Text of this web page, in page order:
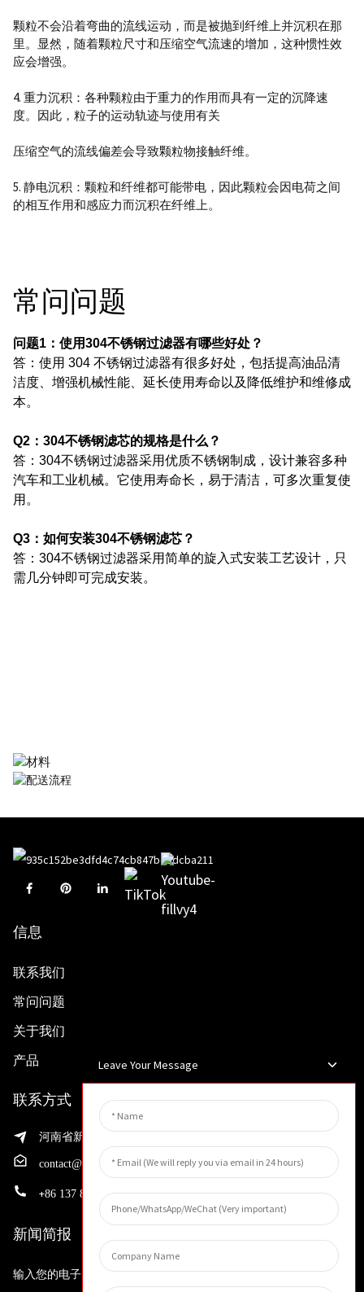
颗粒不会沿着弯曲的流线运动，而是被抛到纤维上并沉积在那
里。
显然，随着颗粒尺寸和压缩空气流速的增加，这种惯性效
应会增强。
4. 重力沉积：各种颗粒由于重力的作用而具有一定的沉降速
度。 因此，粒子的运动轨迹与使用有关
压缩空气的流线偏差会导致颗粒物接触纤维。
5. 静电沉积：颗粒和纤维都可能带电，因此颗粒会因电荷之间
的相互作用和感应力而沉积在纤维上。
常问问题
问题1：使用304不锈钢过滤器有哪些好处？
答：使用 304 不锈钢过滤器有很多好处，包括提高油品清
洁度、增强机械性能、延长使用寿命以及降低维护和维修成
本。
Q2：304不锈钢滤芯的规格是什么？
答：304不锈钢过滤器采用优质不锈钢制成，设计兼容多种
汽车和工业机械。 它使用寿命长，易于清洁，可多次重复使
用。
Q3：如何安装304不锈钢滤芯？
答：304不锈钢过滤器采用简单的旋入式安装工艺设计，只
需几分钟即可完成安装。
信息
联系我们
常问问题
关于我们
产品
联系方式
河南省新乡市渭滨区先进制造业开发区邵华路199号
contact@huahangfilter.com
+86 137 8194 7634
新闻简报
输入您的电子邮件地址，我们将向您发送最新资讯计划。
Leave Your Message